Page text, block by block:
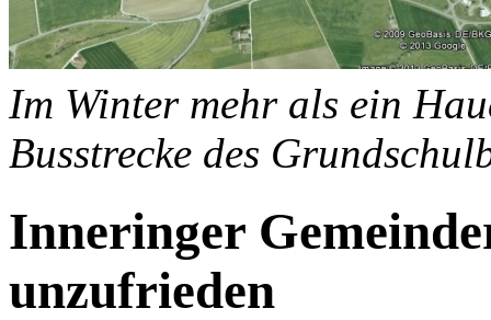
Im Winter mehr als ein
Busstrecke des
Inneringer
unzufrieden